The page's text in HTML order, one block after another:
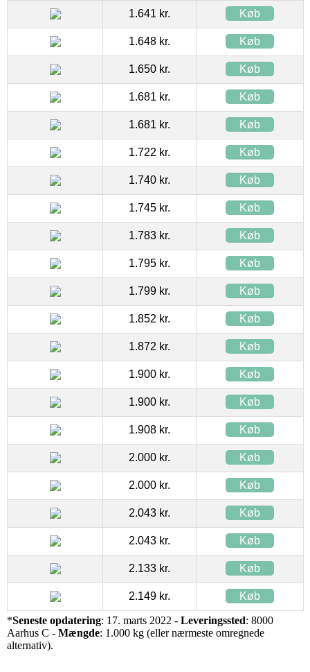
1.641 kr. Køb
1.648 kr. Køb
1.650 kr. Køb
1.681 kr. Køb
1.681 kr. Køb
1.722 kr. Køb
1.740 kr. Køb
1.745 kr. Køb
1.783 kr. Køb
1.795 kr. Køb
1.799 kr. Køb
1.852 kr. Køb
1.872 kr. Køb
1.900 kr. Køb
1.900 kr. Køb
1.908 kr. Køb
2.000 kr. Køb
2.000 kr. Køb
2.043 kr. Køb
2.043 kr. Køb
2.133 kr. Køb
2.149 kr. Køb
*Seneste opdatering: 17. marts 2022 - Leveringssted: 8000
Aarhus C - Mængde: 1.000 kg (eller nærmeste omregnede
alternativ).